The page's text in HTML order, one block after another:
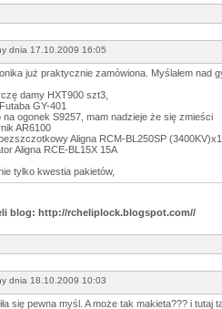
dnia 17.10.2009 16:05
już praktycznie zamówiona. Myślałem nad
damy HXT900 szt3,
GY-401
na ogonek S9257, mam nadzieje że się zmieści
AR6100
Aligna RCM-BL250SP (3400KV)x1
Aligna RCE-BL15X 15A
tylko kwestia pakietów,
blog: http://rcheliplock.blogspot.com//
dnia 18.10.2009 10:03
się pewna myśl. A może tak makieta??? i tutaj